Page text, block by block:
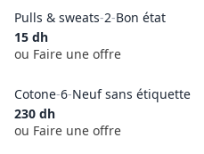
Pulls & sweats-2-Bon état
15 dh
ou Faire une offre
Cotone-6-Neuf sans étiquette
230 dh
ou Faire une offre